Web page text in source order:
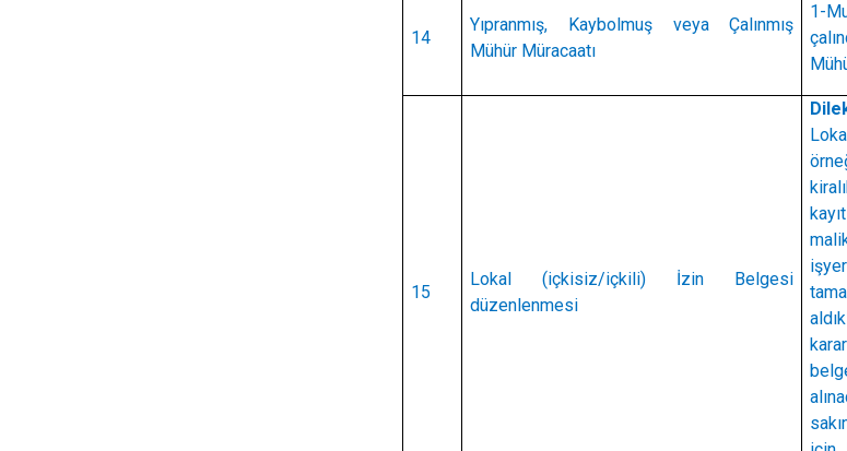
14
Yıpranmış, Kaybolmuş veya Çalınmış
Mühür Müracaatı
1-
15
Lokal (içkisiz/içkili) İzin Belgesi
düzenlenmesi